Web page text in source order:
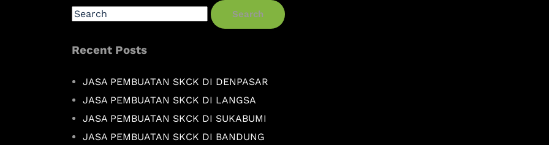
Search
Recent Posts
JASA PEMBUATAN SKCK DI DENPASAR
JASA PEMBUATAN SKCK DI LANGSA
JASA PEMBUATAN SKCK DI SUKABUMI
JASA PEMBUATAN SKCK DI BANDUNG